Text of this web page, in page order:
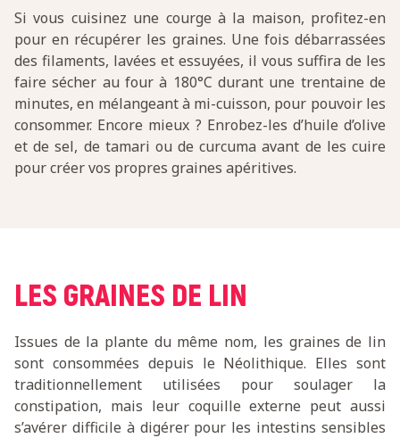
Si vous cuisinez une courge à la maison, profitez-en
pour en récupérer les graines. Une fois débarrassées
des filaments, lavées et essuyées, il vous suffira de les
faire sécher au four à 180°C durant une trentaine de
minutes, en mélangeant à mi-cuisson, pour pouvoir les
consommer. Encore mieux ? Enrobez-les d’huile d’olive
et de sel, de tamari ou de curcuma avant de les cuire
pour créer vos propres graines apéritives.
LES GRAINES DE LIN
Issues de la plante du même nom, les graines de lin
sont consommées depuis le Néolithique. Elles sont
traditionnellement utilisées pour soulager la
constipation, mais leur coquille externe peut aussi
s’avérer difficile à digérer pour les intestins sensibles